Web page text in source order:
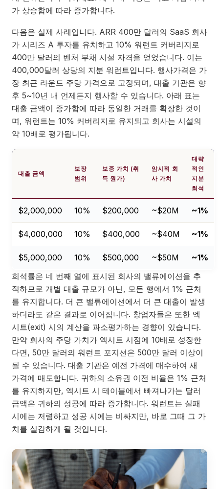
가 상승함에 따라 증가합니다.
다음은 실제 사례입니다. ARR 400만 달러의 SaaS 회사
가 시리즈 A 투자를 유치하고 10% 워런트 커버리지로
400만 달러의 벤처 부채 시설 자격을 얻었습니다. 이는
400,000달러 상당의 지분 워런트입니다. 행사가격은 가
장 최근 라운드 주당 가격으로 고정되며, 대출 기관은 향
후 5~10년 내 언제든지 행사할 수 있습니다. 아래 표는
대출 금액이 증가함에 따라 동일한 거래를 확장한 것이
며, 워런트는 10% 커버리지로 유지되고 회사는 시설의
약 10배로 평가됩니다.
대출 금액
보장
범위
보증 가치 (취
득 원가)
암시적 회
사 가치
대략
적인
지분
희석
$2,000,000 10% $200,000 ~$20M ~1%
$4,000,000 10% $400,000 ~$40M ~1%
$5,000,000 10% $500,000 ~$50M
~1%
희석률은 네 번째 열에 표시된 회사의 밸류에이션을 추
적하므로 개별 대출 규모가 아닌, 모든 행에서 1% 근처
를 유지합니다. 더 큰 밸류에이션에서 더 큰 대출이 발생
하더라도 같은 결과로 이어집니다. 창업자들은 또한 엑
시트(exit) 시의 계산을 과소평가하는 경향이 있습니다.
만약 회사의 주당 가치가 엑시트 시점에 10배로 성장한
다면, 50만 달러의 워런트 포지션은 500만 달러 이상이
될 수 있습니다. 대출 기관은 예전 가격에 매수하여 새
가격에 매도합니다. 귀하의 소유권 이전 비율은 1% 근처
를 유지하지만, 엑시트 시 테이블에서 빠져나가는 달러
금액은 귀하의 성공에 따라 증가합니다. 워런트는 실패
시에는 저렴하고 성공 시에는 비싸지만, 바로 그때 그 가
치를 실감하게 될 것입니다.